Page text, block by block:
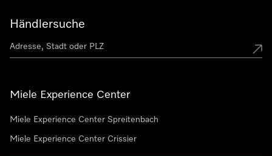
Händlersuche
Miele Experience Center
Miele Experience Center Spreitenbach
Miele Experience Center Crissier